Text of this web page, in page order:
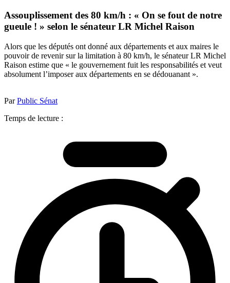
Assouplissement des 80 km/h : « On se fout de notre
gueule ! » selon le sénateur LR Michel Raison
Alors que les députés ont donné aux départements et aux maires le
pouvoir de revenir sur la limitation à 80 km/h, le sénateur LR Michel
Raison estime que « le gouvernement fuit les responsabilités et veut
absolument l’imposer aux départements en se dédouanant ».
ParPublic Sénat
Temps de lecture :